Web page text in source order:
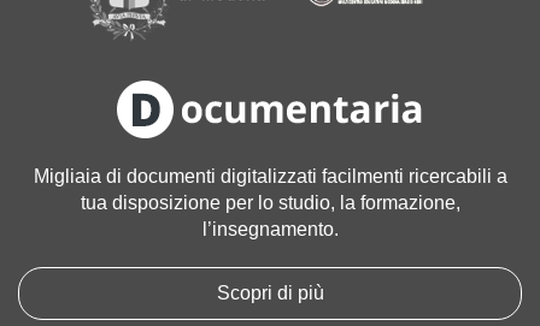
Migliaia di documenti digitalizzati facilmenti ricercabili a
tua disposizione per lo studio, la formazione,
l’insegnamento.
Scopri di più